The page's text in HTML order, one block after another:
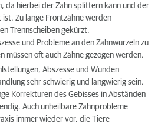
da hierbei der Zahn splittern kann und der
ist. Zu lange Frontzähne werden
Trennscheiben gekürzt.
und Probleme an den Zahnwurzeln zu
müssen oft auch Zähne gezogen werden.
Abszesse und Wunden
sehr schwierig und langwierig sein.
Korrekturen des Gebisses in Abständen
Auch unheilbare Zahnprobleme
immer wieder vor, die Tiere